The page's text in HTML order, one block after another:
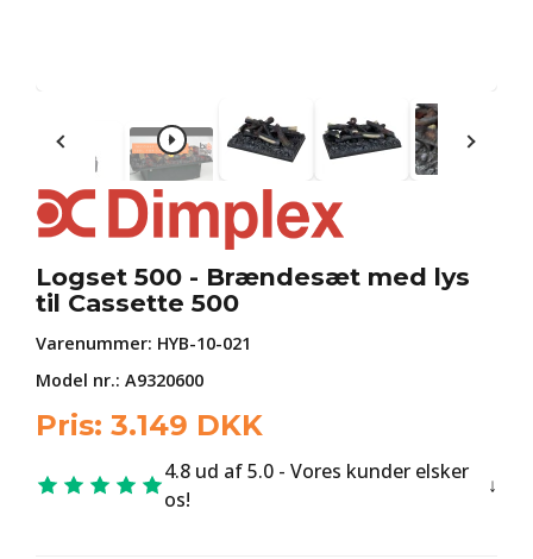
Logset 500 - Brændesæt med lys
til Cassette 500
Varenummer: HYB-10-021
Model nr.: A9320600
Pris: 3.149 DKK
4.8 ud af 5.0 - Vores kunder elsker
os!